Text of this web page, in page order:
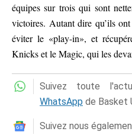
équipes sur trois qui sont
victoires. Autant dire qu’ils
éviter le «play-in», et
Knicks et le Magic, qui les
Suivez toute
WhatsApp de Basket
Suivez nous